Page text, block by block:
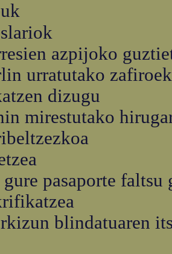
azpijoko
urratutako
dizugu
mirestutako
gure pasaporte faltsu
blindatuaren